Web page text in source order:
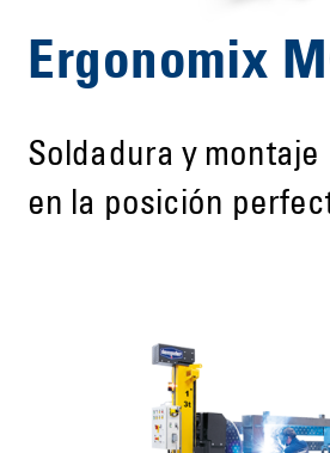
Ergonomix
Soldadura y montaje
en la posición